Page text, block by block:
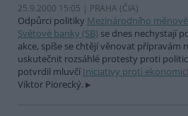
25.9.2000 15:05 | PRAHA (ČIA)
Odpůrci politiky Mezinárodního
Světové banky (SB) se dnes nechystají
akce, spíše se chtějí věnovat přípravám
uskutečnit rozsáhlé protesty proti
potvrdil mluvčí Iniciativy proti
Viktor Piorecký.